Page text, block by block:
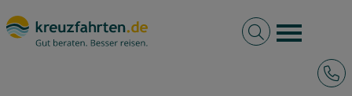
Burger
Volltextsuche